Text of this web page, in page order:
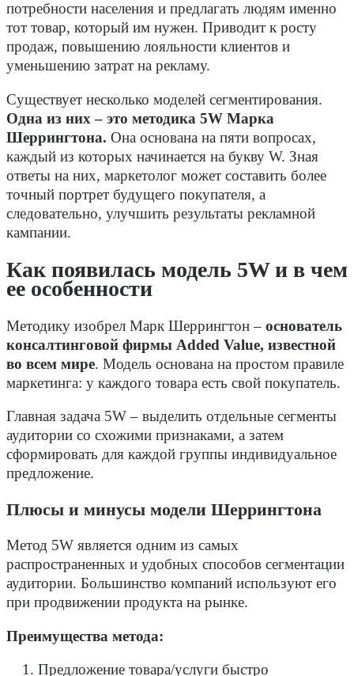
потребности населения и предлагать людям именно
тот товар, который им нужен. Приводит к росту
продаж, повышению лояльности клиентов и
уменьшению затрат на рекламу.
Существует несколько моделей сегментирования.
Одна из них – это методика 5W Марка
Шеррингтона. Она основана на пяти вопросах,
каждый из которых начинается на букву W. Зная
ответы на них, маркетолог может составить более
точный портрет будущего покупателя, а
следовательно, улучшить результаты рекламной
кампании.
Как появилась модель 5W и в чем
ее особенности
Методику изобрел Марк Шеррингтон – основатель
консалтинговой фирмы Added Value, известной
во всем мире. Модель основана на простом правиле
маркетинга: у каждого товара есть свой покупатель.
Главная задача 5W – выделить отдельные сегменты
аудитории со схожими признаками, а затем
сформировать для каждой группы индивидуальное
предложение.
Плюсы и минусы модели Шеррингтона
Метод 5W является одним из самых
распространенных и удобных способов сегментации
аудитории. Большинство компаний используют его
при продвижении продукта на рынке.
Преимущества метода:
Предложение товара/услуги быстро